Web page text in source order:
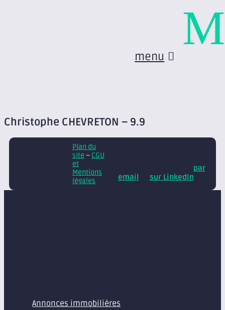
menu
Christophe CHEVRETON – 9.9
Plan du
site – CGU
et
Mentions
légales
par
email
sur LinkedIn
Annonces immobilières
M